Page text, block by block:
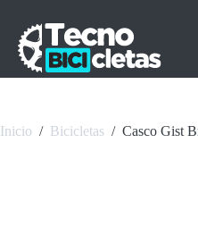
contenido
Inicio / Bicicletas / Casco Gist